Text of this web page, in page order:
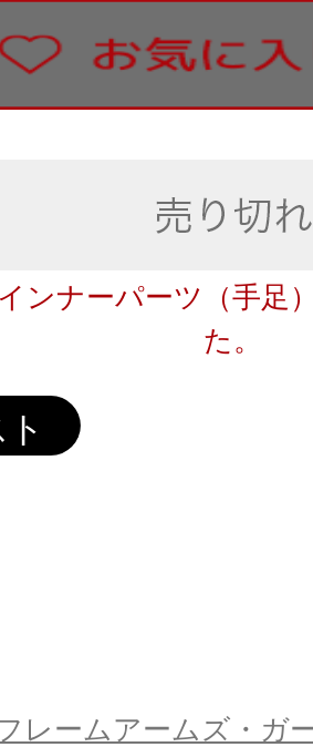
ンナーパーツ（手足
た。
レームアームズ・ガ